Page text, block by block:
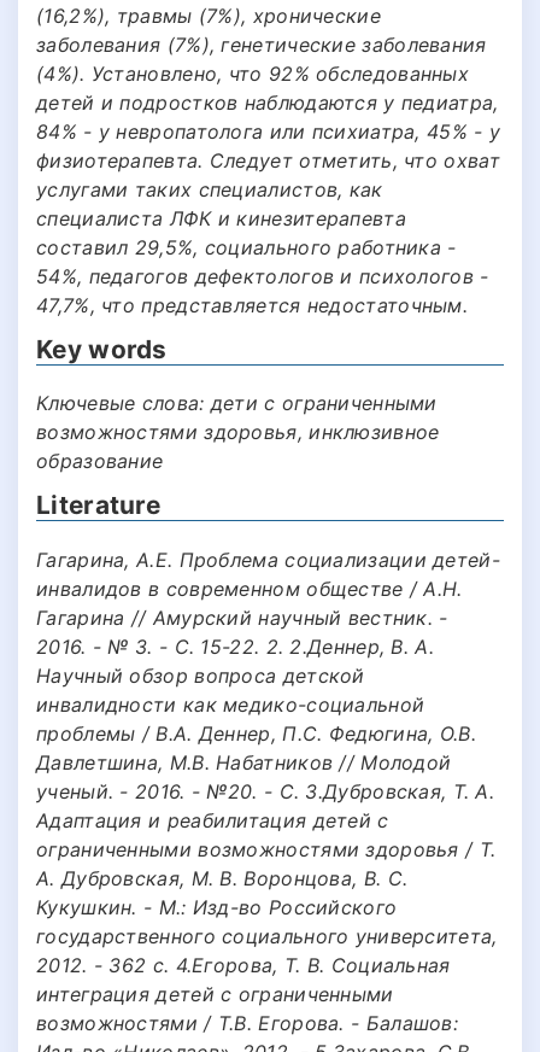
(16,2%), травмы (7%), хронические
заболевания (7%), генетические заболевания
(4%). Установлено, что 92% обследованных
детей и подростков наблюдаются у педиатра,
84% - у невропатолога или психиатра, 45% - у
физиотерапевта. Следует отметить, что охват
услугами таких специалистов, как
специалиста ЛФК и кинезитерапевта
составил 29,5%, социального работника -
54%, педагогов дефектологов и психологов -
47,7%, что представляется недостаточным.
Key words
Ключевые слова: дети с ограниченными
возможностями здоровья, инклюзивное
образование
Literature
Гагарина, А.Е. Проблема социализации детей-
инвалидов в современном обществе / А.Н.
Гагарина // Амурский научный вестник. -
2016. - № 3. - С. 15-22. 2. 2.Деннер, В. А.
Научный обзор вопроса детской
инвалидности как медико-социальной
проблемы / В.А. Деннер, П.С. Федюгина, О.В.
Давлетшина, М.В. Набатников // Молодой
ученый. - 2016. - №20. - С. 3.Дубровская, Т. А.
Адаптация и реабилитация детей с
ограниченными возможностями здоровья / Т.
А. Дубровская, М. В. Воронцова, В. С.
Кукушкин. - М.: Изд-во Российского
государственного социального университета,
2012. - 362 c. 4.Егорова, Т. В. Социальная
интеграция детей с ограниченными
возможностями / Т.В. Егорова. - Балашов: